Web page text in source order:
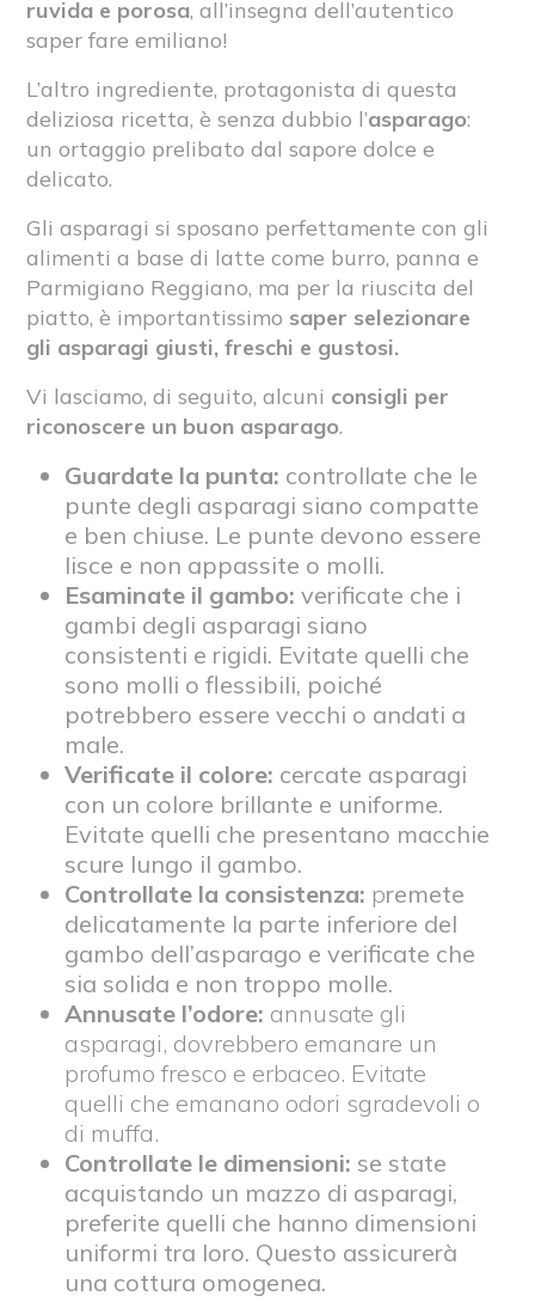
ruvida e porosa, all’insegna dell’autentico
saper fare emiliano!
L’altro ingrediente, protagonista di questa
deliziosa ricetta, è senza dubbio l’asparago:
un ortaggio prelibato dal sapore dolce e
delicato.
Gli asparagi si sposano perfettamente con gli
alimenti a base di latte come burro, panna e
Parmigiano Reggiano, ma per la riuscita del
piatto, è importantissimo saper selezionare
gli asparagi giusti, freschi e gustosi.
Vi lasciamo, di seguito, alcuni consigli per
riconoscere un buon asparago.
Guardate la punta: controllate che le
punte degli asparagi siano compatte
e ben chiuse. Le punte devono essere
lisce e non appassite o molli.
Esaminate il gambo: verificate che i
gambi degli asparagi siano
consistenti e rigidi. Evitate quelli che
sono molli o flessibili, poiché
potrebbero essere vecchi o andati a
male.
Verificate il colore: cercate asparagi
con un colore brillante e uniforme.
Evitate quelli che presentano macchie
scure lungo il gambo.
Controllate la consistenza: premete
delicatamente la parte inferiore del
gambo dell’asparago e verificate che
sia solida e non troppo molle.
Annusate l’odore: annusate gli
asparagi, dovrebbero emanare un
profumo fresco e erbaceo. Evitate
quelli che emanano odori sgradevoli o
di muffa.
Controllate le dimensioni: se state
acquistando un mazzo di asparagi,
preferite quelli che hanno dimensioni
uniformi tra loro. Questo assicurerà
una cottura omogenea.